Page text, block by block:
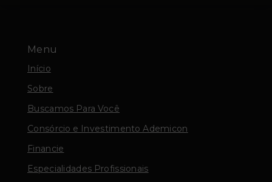
Menu
Início
Sobre
Buscamos Para Você
Consórcio e Investimento Ademicon
Financie
Especialidades Profissionais